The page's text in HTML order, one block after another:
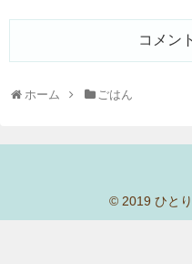
コメン
ホーム ごはん
© 2019 ひと